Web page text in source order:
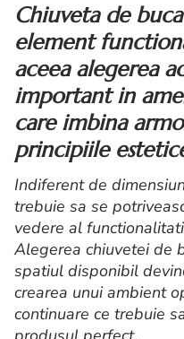
Chiuveta de
element
aceea alegerea
important in
care imbina
principiile
Indiferent de
trebuie sa se
vedere al
Alegerea chiuvetei de
spatiul disponibil
crearea unui ambient
continuare ce trebuie